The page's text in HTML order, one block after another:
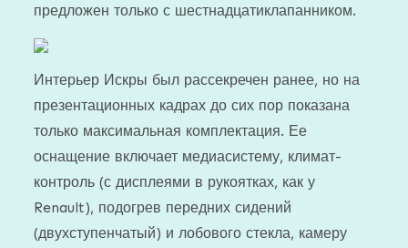
предложен только с шестнадцатиклапанником.
Интерьер Искры был рассекречен ранее, но на
презентационных кадрах до сих пор показана
только максимальная комплектация. Ее
оснащение включает медиасистему, климат-
контроль (с дисплеями в рукоятках, как у
Renault), подогрев передних сидений
(двухступенчатый) и лобового стекла, камеру